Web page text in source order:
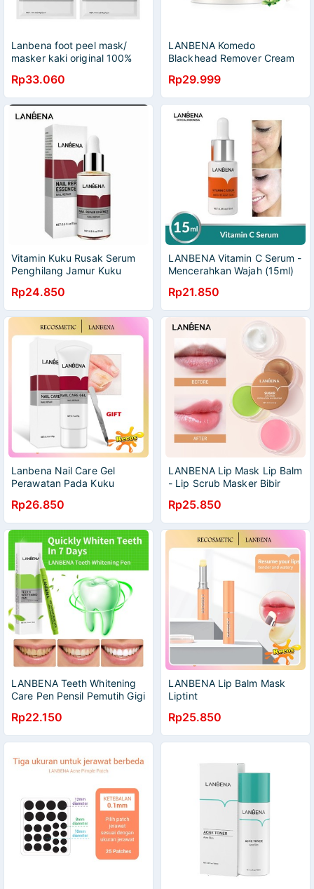
Lanbena foot peel mask/
masker kaki original 100%
Rp33.060
LANBENA Komedo
Blackhead Remover Cream
Strips 30g
Rp29.999
Vitamin Kuku Rusak Serum
Penghilang Jamur Kuku
Essence
Rp24.850
LANBENA Vitamin C Serum -
Mencerahkan Wajah (15ml)
Rp21.850
Lanbena Nail Care Gel
Perawatan Pada Kuku
Rp26.850
LANBENA Lip Mask Lip Balm
- Lip Scrub Masker Bibir
Plumping Hydrating
Nourishing Perawatan
Pelembab Masker Bibir
Rp25.850
LANBENA Teeth Whitening
Care Pen Pensil Pemutih Gigi
Rp22.150
LANBENA Lip Balm Mask
Liptint
Acid -Melembabkan Alat
Pencerah Perawatan Bibir
Pelembab Tahan Lama
Rp25.850